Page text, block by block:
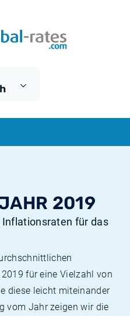
2019
für das
für eine Vielzahl von
diese leicht miteinander
vom Jahr zeigen wir die